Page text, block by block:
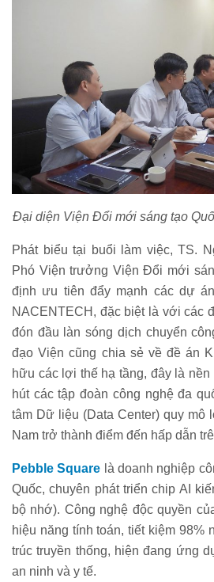
Đại diện Viện Đổi mới sáng tạo
Phát biểu tại buổi làm việc, TS.
Phó Viện trưởng Viện Đổi mới
định ưu tiên đẩy mạnh các dự
NACENTECH, đặc biệt là với các
đón đầu làn sóng dịch chuyển
đạo Viện cũng chia sẻ về đề án
hữu các lợi thế hạ tầng, đây là
hút các tập đoàn công nghệ đa
tâm Dữ liệu (Data Center) quy mô
Nam trở thành điểm đến hấp dẫn
Pebble Square là doanh nghiệp
Quốc, chuyên phát triển chip AI
bộ nhớ). Công nghệ độc quyền
hiệu năng tính toán, tiết kiệm 98%
trúc truyền thống, hiện đang ứng
an ninh và y tế.